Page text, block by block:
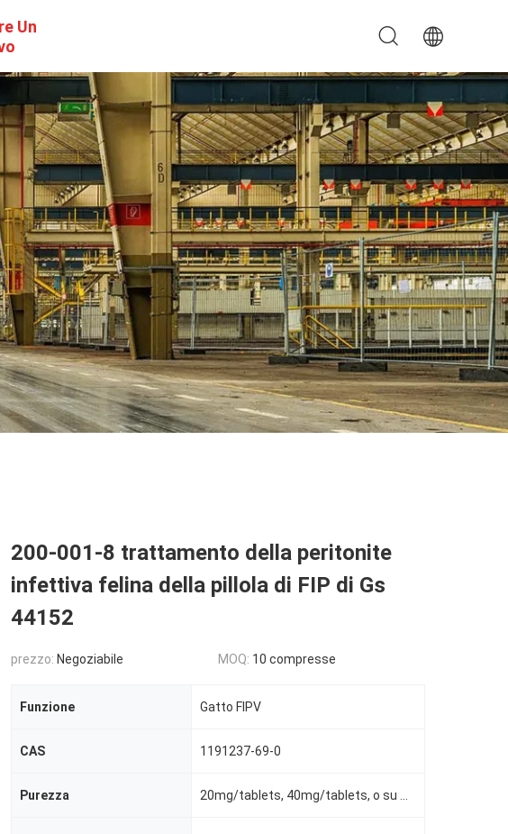
Un
200-001-8 trattamento della peritonite
infettiva felina della pillola di FIP di Gs
44152
prezzo: Negoziabile MOQ: 10 compresse
Funzione Gatto FIPV
CAS 1191237-69-0
Purezza